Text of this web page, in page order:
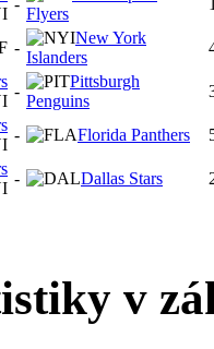
Flyers
-
New York
Islanders
-
Pittsburgh
Penguins
- Florida Panthers
- Dallas Stars
v